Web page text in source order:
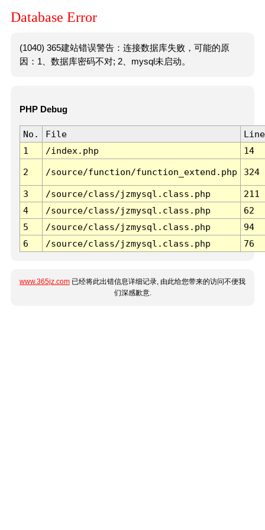
Database Error
(1040) 365建站错误警告：连接数据库失败，可能的原
因：1、数据库密码不对; 2、mysql未启动。
PHP Debug
No. File
Line
1
/index.php 14
2 /source/function/function_extend.php 324
3 /source/class/jzmysql.class.php
211
4
/source/class/jzmysql.class.php
62
5
/source/class/jzmysql.class.php
94
6
/source/class/jzmysql.class.php 76
www.365jz.com 已经将此出错信息详细记录, 由此给您带来的访问不便我
们深感歉意.